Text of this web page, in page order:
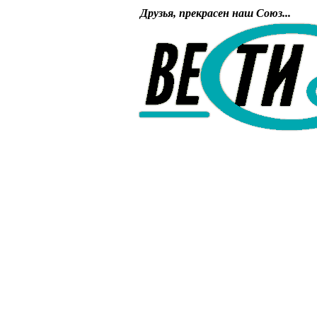
Друзья, прекрасен наш Союз...